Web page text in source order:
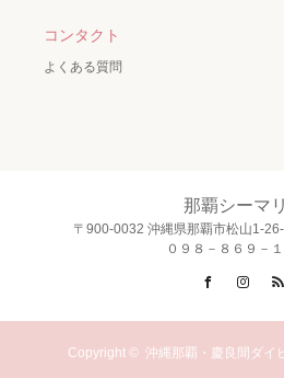
コンタクト
よくある質問
那覇シーマ
〒900-0032 沖縄県那覇市松山1-
０９８－８６９－
Facebook
Copyright ©沖縄那覇・慶良間ダ